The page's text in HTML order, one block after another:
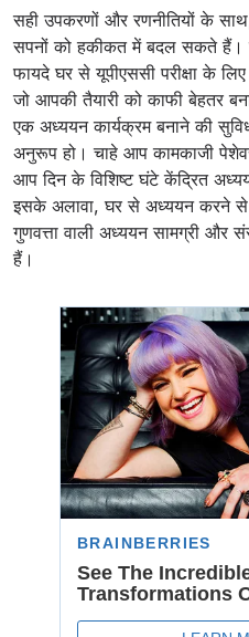
सही उपकरणों और रणनीतियों के
सपनों को हकीकत में बदल सकते हैं।
फायदे घर से यूपीएससी परीक्षा के
जो आपकी तैयारी को काफी बेहतर
एक अध्ययन कार्यक्रम बनाने की
अनुरूप हो। चाहे आप कामकाजी
आप दिन के विशिष्ट घंटे केंद्रित
इसके अलावा, घर से अध्ययन करने से
गुणवत्ता वाली अध्ययन सामग्री और
हैं।